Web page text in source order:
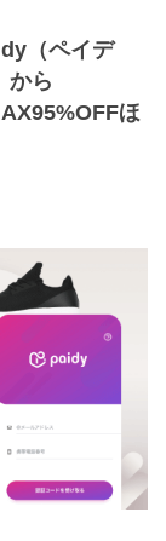
（ペイデ
から
ほ